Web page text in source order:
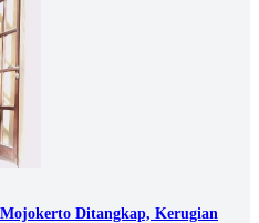
Ditangkap, Kerugian